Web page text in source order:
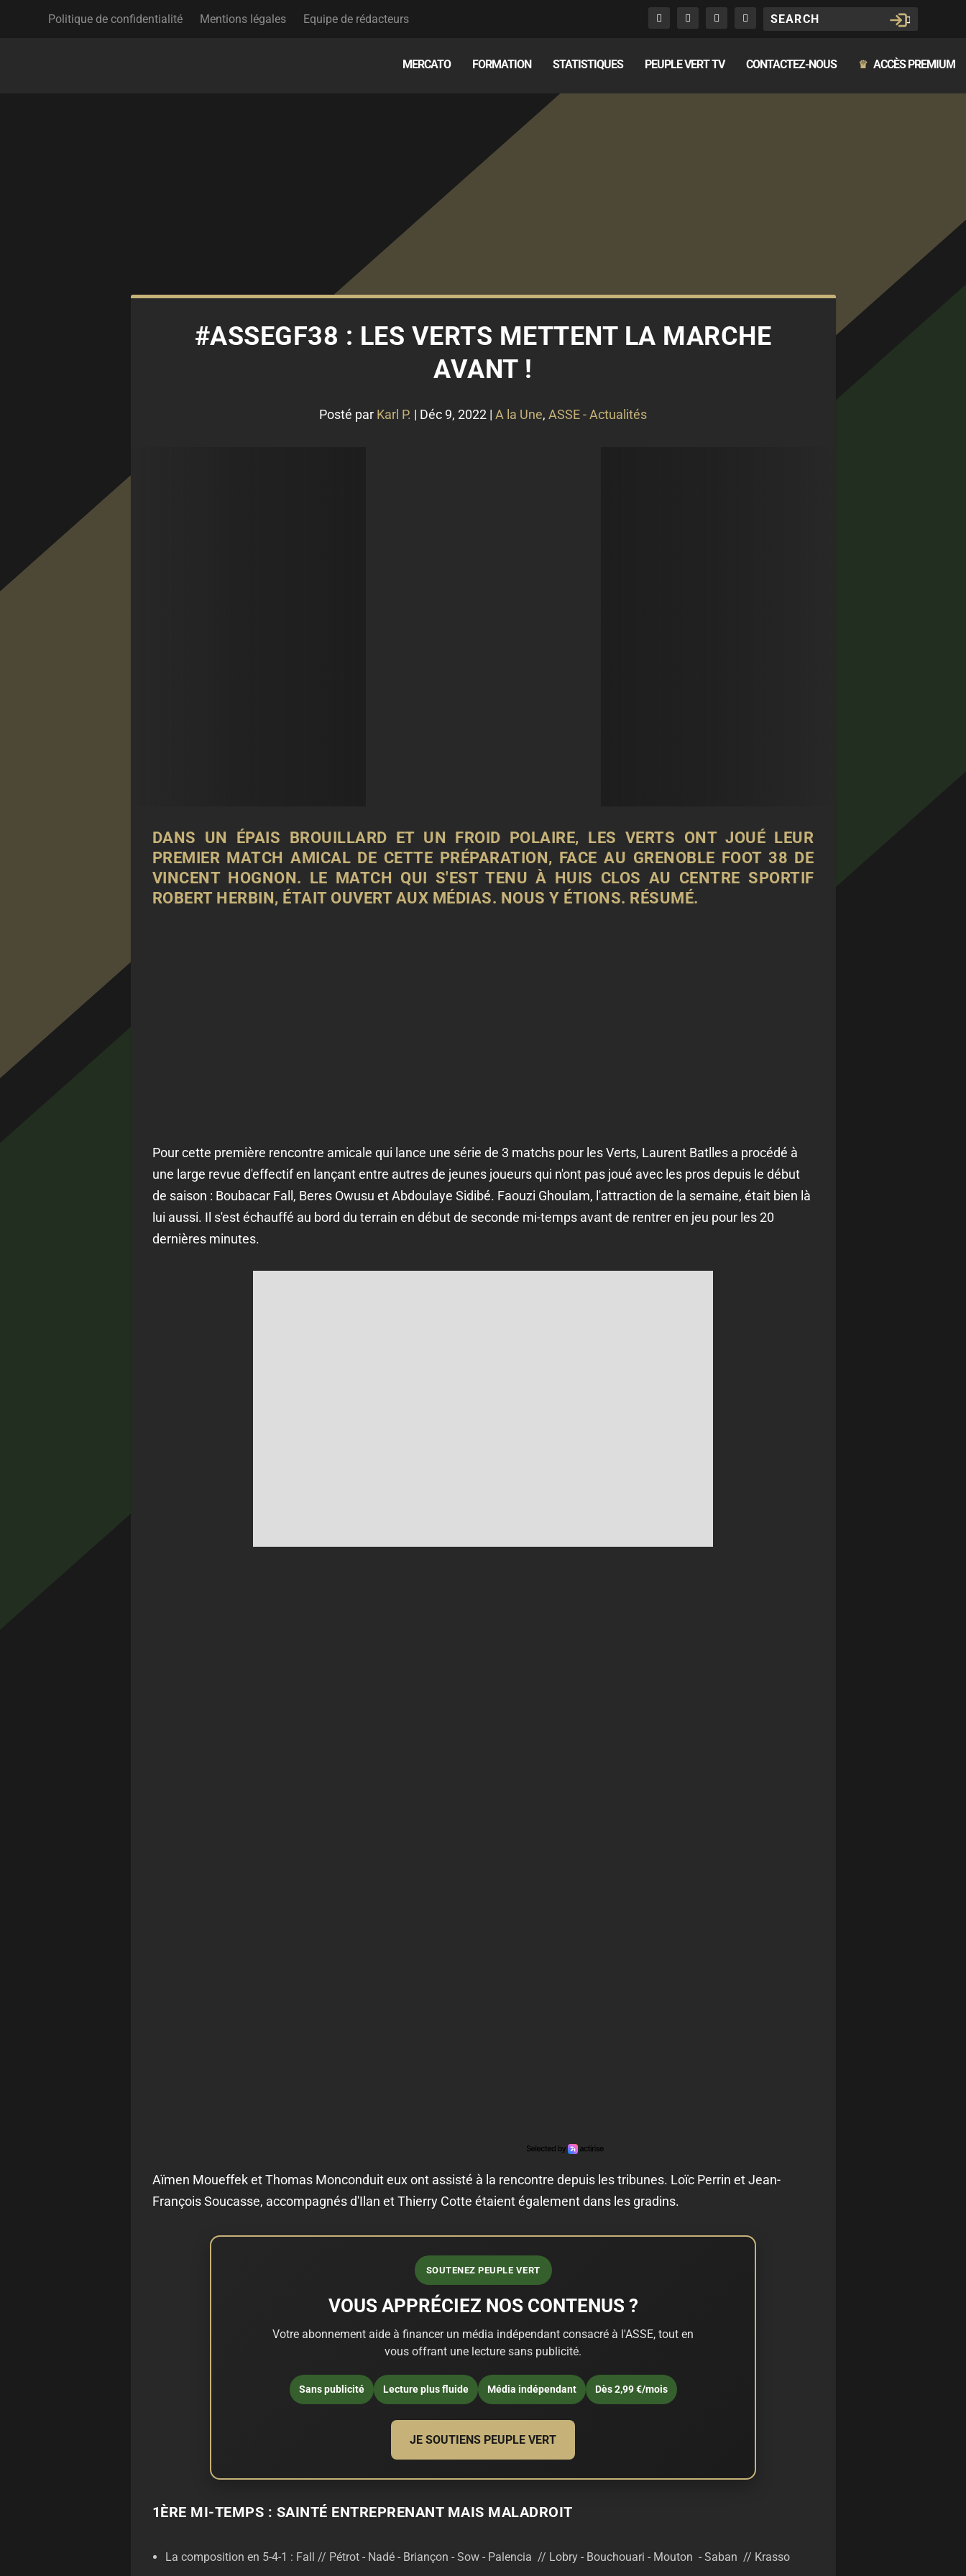
Politique de confidentialité Mentions légales Equipe de rédacteurs
MERCATO FORMATION STATISTIQUES PEUPLE VERT TV CONTACTEZ-NOUS ♛ ACCÈS PREMIUM
#ASSEGF38 : LES VERTS METTENT LA MARCHE
AVANT !
Posté par Karl P. | Déc 9, 2022 | A la Une, ASSE - Actualités
DANS UN ÉPAIS BROUILLARD ET UN FROID POLAIRE, LES VERTS ONT JOUÉ LEUR
PREMIER MATCH AMICAL DE CETTE PRÉPARATION, FACE AU GRENOBLE FOOT 38 DE
VINCENT HOGNON. LE MATCH QUI S'EST TENU À HUIS CLOS AU CENTRE SPORTIF
ROBERT HERBIN, ÉTAIT OUVERT AUX MÉDIAS. NOUS Y ÉTIONS. RÉSUMÉ.
Pour cette première rencontre amicale qui lance une série de 3 matchs pour les Verts, Laurent Batlles a procédé à
une large revue d'effectif en lançant entre autres de jeunes joueurs qui n'ont pas joué avec les pros depuis le début
de saison : Boubacar Fall, Beres Owusu et Abdoulaye Sidibé. Faouzi Ghoulam, l'attraction de la semaine, était bien là
lui aussi. Il s'est échauffé au bord du terrain en début de seconde mi-temps avant de rentrer en jeu pour les 20
dernières minutes.
Aïmen Moueffek et Thomas Monconduit eux ont assisté à la rencontre depuis les tribunes. Loïc Perrin et Jean-
François Soucasse, accompagnés d'Ilan et Thierry Cotte étaient également dans les gradins.
SOUTENEZ PEUPLE VERT
VOUS APPRÉCIEZ NOS CONTENUS ?
Votre abonnement aide à financer un média indépendant consacré à l'ASSE, tout en
vous offrant une lecture sans publicité.
Sans publicité Lecture plus fluide Média indépendant Dès 2,99 €/mois
JE SOUTIENS PEUPLE VERT
1ÈRE MI-TEMPS : SAINTÉ ENTREPRENANT MAIS MALADROIT
La composition en 5-4-1 : Fall // Pétrot - Nadé - Briançon - Sow - Palencia // Lobry - Bouchouari - Mouton - Saban // Krasso